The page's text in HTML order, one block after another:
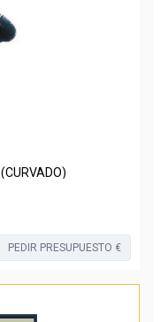
PEDIR PRESUPUESTO €